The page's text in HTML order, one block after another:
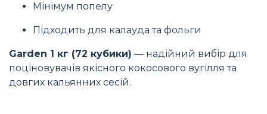
Мінімум попелу
Підходить для калауда та фольги
Garden 1 кг (72 кубики) — надійний вибір для
поціновувачів якісного кокосового вугілля та
довгих кальянних сесій.